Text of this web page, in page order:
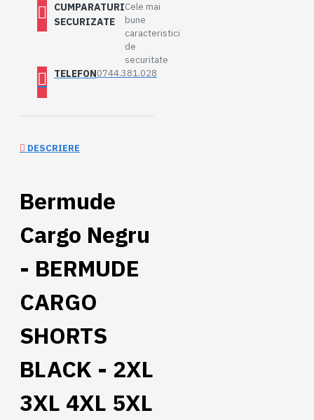
CUMPARATURI
SECURIZATE
Cele mai
bune
caracteristici
de
securitate
TELEFON0744.381.028
DESCRIERE
Bermude
Cargo Negru
- BERMUDE
CARGO
SHORTS
BLACK - 2XL
3XL 4XL 5XL